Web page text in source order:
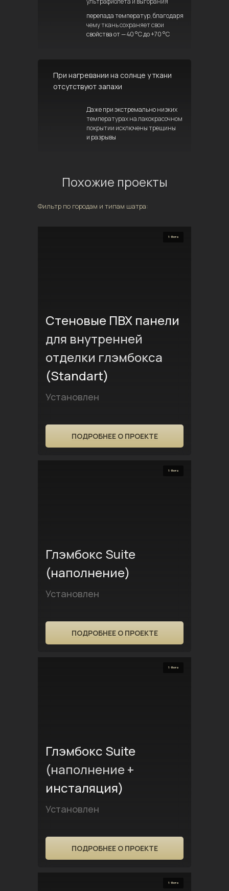
перепада температур, благодаря
чему ткань сохраняет свои
свойства от — 40 °C до +70 °C
При нагревании на солнце у ткани
отсутствуют запахи
Даже при экстремально низких
температурах на лакокрасочном
покрытии исключены трещины
и разрывы
Похожие проекты
Фильтр по городам и типам шатра:
1 Фото
Стеновые ПВХ панели
для внутренней
отделки глэмбокса
(Standart)
Установлен
ПОДРОБНЕЕ О ПРОЕКТЕ
1 Фото
Глэмбокс Suite
(наполнение)
Установлен
ПОДРОБНЕЕ О ПРОЕКТЕ
1 Фото
Глэмбокс Suite
(наполнение +
инсталяция)
Установлен
ПОДРОБНЕЕ О ПРОЕКТЕ
1 Фото